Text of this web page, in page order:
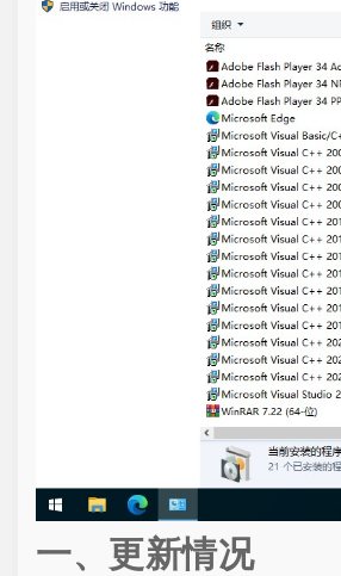
一、更新情况